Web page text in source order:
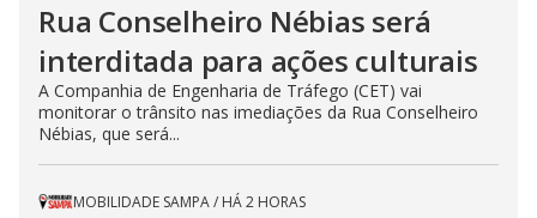
Rua Conselheiro Nébias será
interditada para ações culturais
A Companhia de Engenharia de Tráfego (CET) vai
monitorar o trânsito nas imediações da Rua Conselheiro
Nébias, que será...
MOBILIDADE SAMPA/ HÁ 2 HORAS